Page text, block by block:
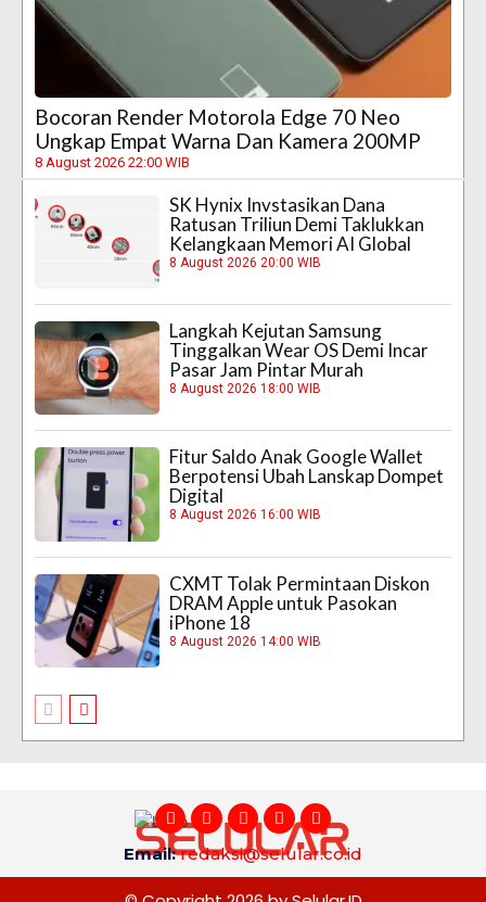
Bocoran Render Motorola Edge 70 Neo
Ungkap Empat Warna Dan Kamera 200MP
8 August 2026 22:00 WIB
SK Hynix Invstasikan Dana
Ratusan Triliun Demi Taklukkan
Kelangkaan Memori AI Global
8 August 2026 20:00 WIB
Langkah Kejutan Samsung
Tinggalkan Wear OS Demi Incar
Pasar Jam Pintar Murah
8 August 2026 18:00 WIB
Fitur Saldo Anak Google Wallet
Berpotensi Ubah Lanskap Dompet
Digital
8 August 2026 16:00 WIB
CXMT Tolak Permintaan Diskon
DRAM Apple untuk Pasokan
iPhone 18
8 August 2026 14:00 WIB
Email:redaksi@selular.co.id